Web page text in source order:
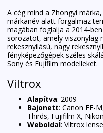
A cég mind a Zhongyi
márkanév alatt forgalmaz
magában foglalja a 2014-
sorozatot, amely viszonylag
rekesznyílású, nagy
fényképezőgépek széles
Sony és Fujifilm modelleket.
Viltrox
Alapítva: 2009
Bajonett: Canon EF-
Thirds, Fujifilm X,
Weboldal: Viltrox